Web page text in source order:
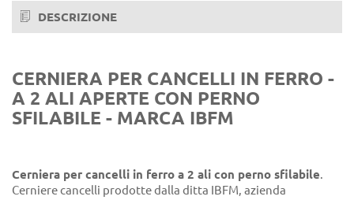
DESCRIZIONE
CERNIERA PER CANCELLI IN FERRO -
A 2 ALI APERTE CON PERNO
SFILABILE - MARCA IBFM
Cerniera per cancelli in ferro a 2 ali con perno sfilabile.
Cerniere cancelli prodotte dalla ditta IBFM, azienda